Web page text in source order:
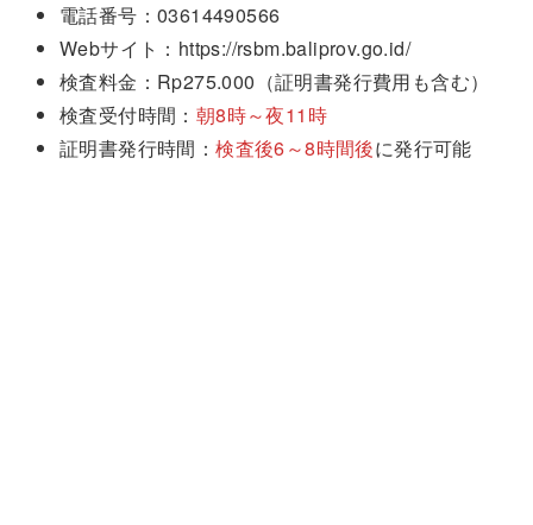
電話番号：03614490566
Webサイト：https://rsbm.baliprov.go.id/
検査料金：Rp275.000（証明書発行費用も含む）
検査受付時間： 朝8時～夜11時
証明書発行時間：検査後6～8時間後に発行可能